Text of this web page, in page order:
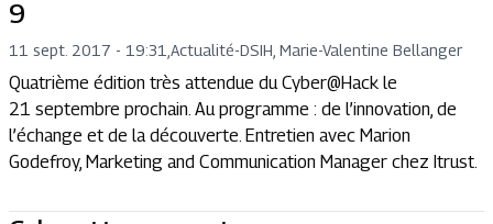
9
11 sept. 2017 - 19:31 Actualité-DSIH, Marie-Valentine Bellanger
Quatrième édition très attendue du Cyber@Hack le
21 septembre prochain. Au programme : de l’innovation, de
l’échange et de la découverte. Entretien avec Marion
Godefroy, Marketing and Communication Manager chez Itrust.